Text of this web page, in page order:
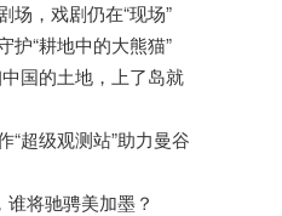
场，戏剧仍在“现场”
护“耕地中的大熊猫”
国的土地，上了岛就
“超级观测站”助力曼谷
谁将驰骋美加墨？